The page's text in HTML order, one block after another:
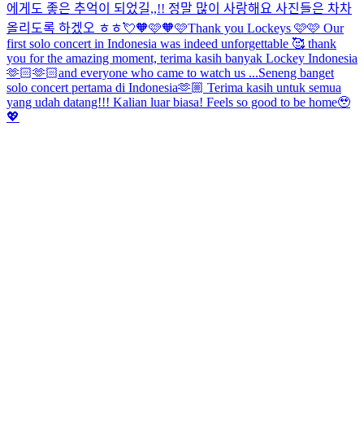
에게도 좋은 추억이 되었길,,!! 정말 많이 사랑해요 사진들은 차차
올리도록 하겠오 ㅎㅎ💘🧡🩷🧡🩷Thank you Lockeys 🩷🩷 Our
first solo concert in Indonesia was indeed unforgettable 🥰 thank
you for the amazing moment, terima kasih banyak Lockey Indonesia
🫶🏻🫶🏻and everyone who came to watch us ...Seneng banget
solo concert pertama di Indonesia🫶🏼 Terima kasih untuk semua
yang udah datang!!! Kalian luar biasa! Feels so good to be home🥹
💖